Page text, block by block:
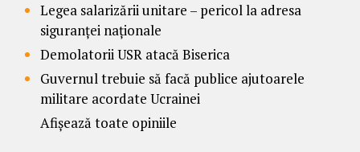
Legea salarizării unitare – pericol la adresa
siguranței naționale
Demolatorii USR atacă Biserica
Guvernul trebuie să facă publice ajutoarele
militare acordate Ucrainei
Afișează toate opiniile